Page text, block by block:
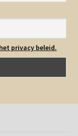
privacy beleid.